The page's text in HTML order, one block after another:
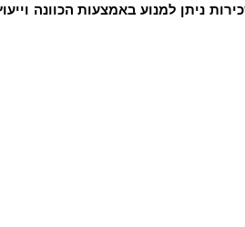
ניתן למנוע באמצעות הכוונה